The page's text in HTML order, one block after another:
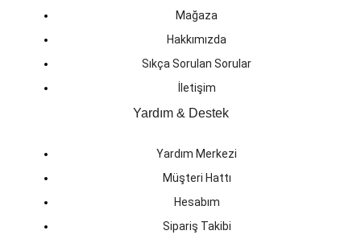
Mağaza
Hakkımızda
Sıkça Sorulan Sorular
İletişim
Yardım & Destek
Yardım Merkezi
Müşteri Hattı
Hesabım
Sipariş Takibi